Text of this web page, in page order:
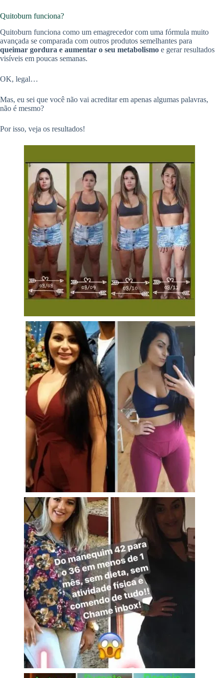
Quitoburn funciona?
Quitoburn funciona como um emagrecedor com uma fórmula muito
avançada se comparada com outros produtos semelhantes para
queimar gordura e aumentar o seu metabolismo e gerar resultados
visíveis em poucas semanas.
OK, legal…
Mas, eu sei que você não vai acreditar em apenas algumas palavras,
não é mesmo?
Por isso, veja os resultados!